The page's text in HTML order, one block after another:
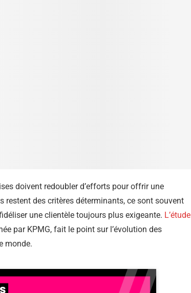
doivent redoubler d’efforts pour offrir une
restent des critères déterminants, ce sont souvent
une clientèle toujours plus exigeante. L’étude
par KPMG, fait le point sur l’évolution des
monde.